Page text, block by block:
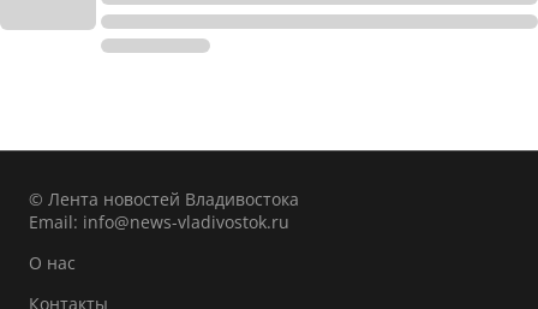
© Лента новостей Владивостока
Email: info@news-vladivostok.ru
О нас
Контакты